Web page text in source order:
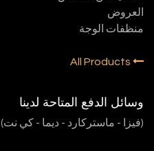
العروض
منظفات الوجة
وسائل الدفع المتاحة لدينا
(فيزا - ماستركارد - ديما - كي نت)